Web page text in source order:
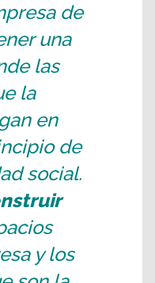
de
una
las
la
en
de
social.
y los